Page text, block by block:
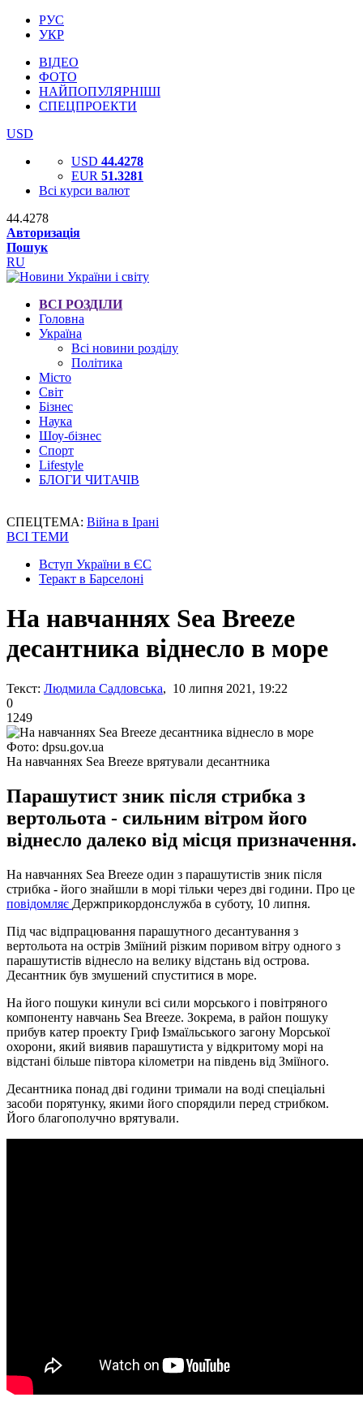
РУС
УКР
ВІДЕО
ФОТО
НАЙПОПУЛЯРНІШІ
СПЕЦПРОЕКТИ
USD
USD 44.4278
EUR 51.3281
Всі курси валют
44.4278
Авторизація
Пошук
RU
ВСІ РОЗДІЛИ
Головна
Україна
Всі новини розділу
Політика
Місто
Світ
Бізнес
Наука
Шоу-бізнес
Спорт
Lifestyle
БЛОГИ ЧИТАЧІВ
СПЕЦТЕМА: Війна в Ірані
ВСІ ТЕМИ
Вступ України в ЄС
Теракт в Барселоні
На навчаннях Sea Breeze
десантника віднесло в море
Текст: Людмила Садловська, 10 липня 2021, 19:22
0
1249
Фото: dpsu.gov.ua
На навчаннях Sea Breeze врятували десантника
Парашутист зник після стрибка з
вертольота - сильним вітром його
віднесло далеко від місця призначення.
На навчаннях Sea Breeze один з парашутистів зник після
стрибка - його знайшли в морі тільки через дві години. Про це
повідомляє Держприкордонслужба в суботу, 10 липня.
Під час відпрацювання парашутного десантування з
вертольота на острів Зміїний різким поривом вітру одного з
парашутистів віднесло на велику відстань від острова.
Десантник був змушений спуститися в море.
На його пошуки кинули всі сили морського і повітряного
компоненту навчань Sea Breeze. Зокрема, в район пошуку
прибув катер проекту Гриф Ізмаїльського загону Морської
охорони, який виявив парашутиста у відкритому морі на
відстані більше півтора кілометри на південь від Зміїного.
Десантника понад дві години тримали на воді спеціальні
засоби порятунку, якими його спорядили перед стрибком.
Його благополучно врятували.